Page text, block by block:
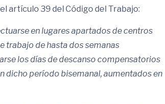
artículo 39 del Código del Trabajo:
en lugares apartados de centros
trabajo de hasta dos semanas
los días de descanso compensatorios
dicho período bisemanal, aumentados en